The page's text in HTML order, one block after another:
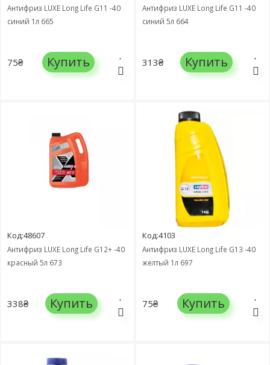
Антифриз LUXE Long Life G11 -40
синий 1л 665
75₴ Купить
Антифриз LUXE Long Life G11 -40
синий 5л 664
313₴ Купить
Код:48607
Антифриз LUXE Long Life G12+ -40
красный 5л 673
338₴ Купить
Код:4103
Антифриз LUXE Long Life G13 -40
желтый 1л 697
75₴ Купить